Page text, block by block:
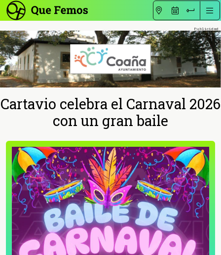
Cartavio celebra el Carnaval 2026
con un gran baile